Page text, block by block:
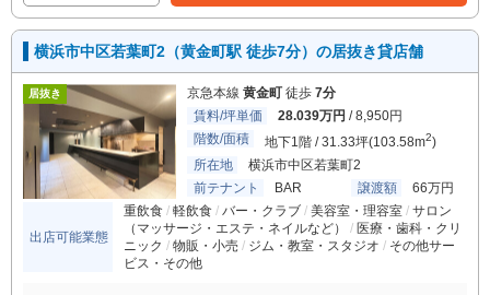
横浜市中区若葉町2（黄金町駅 徒歩7分）の居抜き貸店舗
居抜き 京急本線 黄金町 徒歩 7分
賃料/坪単価
28.039万円 / 8,950円
階数/面積
地下1階 / 31.33坪(103.58m2)
所在地
横浜市中区若葉町2
前テナント
BAR 譲渡額 66万円
出店可能業態
重飲食 軽飲食 バー・クラブ 美容室・理容室
サロン
（マッサージ・エステ・ネイルなど）
医療・歯科・クリ
ニック
物販・小売 ジム・教室・スタジオ
その他サー
ビス・その他